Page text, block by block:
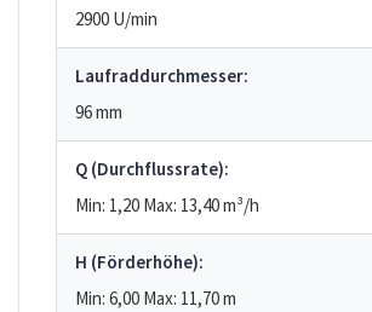
2900 U/min
Laufraddurchmesser:
96 mm
Q (Durchflussrate):
Min: 1,20 Max: 13,40m³/h
H (Förderhöhe):
Min: 6,00 Max: 11,70m